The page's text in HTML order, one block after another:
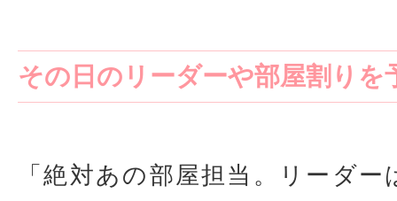
その日のリーダーや部屋割りを
「絶対あの部屋担当。リーダ